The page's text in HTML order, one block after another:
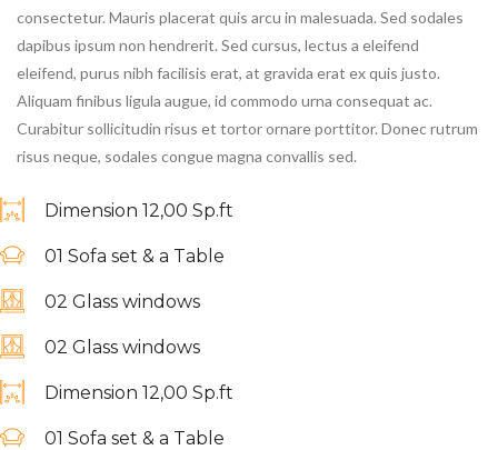
consectetur. Mauris placerat quis arcu in malesuada. Sed sodales
dapibus ipsum non hendrerit. Sed cursus, lectus a eleifend
eleifend, purus nibh facilisis erat, at gravida erat ex quis justo.
Aliquam finibus ligula augue, id commodo urna consequat ac.
Curabitur sollicitudin risus et tortor ornare porttitor. Donec rutrum
risus neque, sodales congue magna convallis sed.
Dimension 12,00 Sp.ft
01 Sofa set & a Table
02 Glass windows
02 Glass windows
Dimension 12,00 Sp.ft
01 Sofa set & a Table